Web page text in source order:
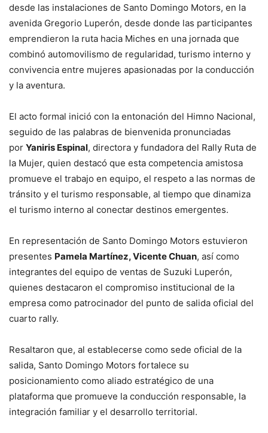
desde las instalaciones de Santo Domingo Motors, en la
avenida Gregorio Luperón, desde donde las participantes
emprendieron la ruta hacia Miches en una jornada que
combinó automovilismo de regularidad, turismo interno y
convivencia entre mujeres apasionadas por la conducción
y la aventura.
El acto formal inició con la entonación del Himno Nacional,
seguido de las palabras de bienvenida pronunciadas
por Yaniris Espinal, directora y fundadora del Rally Ruta de
la Mujer, quien destacó que esta competencia amistosa
promueve el trabajo en equipo, el respeto a las normas de
tránsito y el turismo responsable, al tiempo que dinamiza
el turismo interno al conectar destinos emergentes.
En representación de Santo Domingo Motors estuvieron
presentes Pamela Martínez, Vicente Chuan, así como
integrantes del equipo de ventas de Suzuki Luperón,
quienes destacaron el compromiso institucional de la
empresa como patrocinador del punto de salida oficial del
cuarto rally.
Resaltaron que, al establecerse como sede oficial de la
salida, Santo Domingo Motors fortalece su
posicionamiento como aliado estratégico de una
plataforma que promueve la conducción responsable, la
integración familiar y el desarrollo territorial.